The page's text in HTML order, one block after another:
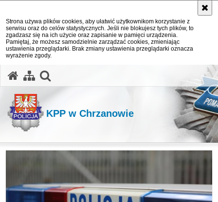
Strona używa plików cookies, aby ułatwić użytkownikom korzystanie z
serwisu oraz do celów statystycznych. Jeśli nie blokujesz tych plików, to
zgadzasz się na ich użycie oraz zapisanie w pamięci urządzenia.
Pamiętaj, że możesz samodzielnie zarządzać cookies, zmieniając
ustawienia przeglądarki. Brak zmiany ustawienia przeglądarki oznacza
wyrażenie zgody.
KPP w Chrzanowie
Ważne informacje